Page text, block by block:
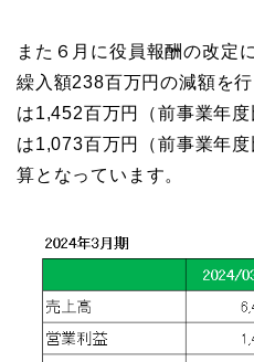
また６月に役員報酬の改定
繰入額238百万円の減額を
は1,452百万円（前事業年
は1,073百万円（前事業年
算となっています。